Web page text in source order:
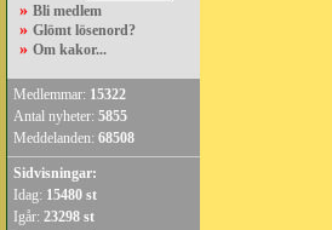
» Bli medlem
» Glömt lösenord?
» Om kakor...
Medlemmar: 15322
Antal nyheter: 5855
Meddelanden: 68508
Sidvisningar:
Idag: 15480 st
Igår: 23298 st